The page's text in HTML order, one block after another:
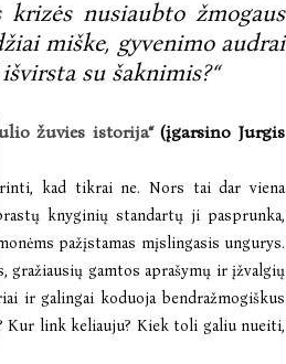
nusiaubto žmogaus
miške, gyvenimo audrai
su šaknimis?“
žuvies istorija“(įgarsino Jurgis
kad tikrai ne. Nors tai dar viena
knyginių standartų ji pasprunka,
pažįstamas mįslingasis ungurys.
gražiausių gamtos aprašymų ir įžvalgių
ir galingai koduoja bendražmogiškus
Kur link keliauju? Kiek toli galiu nueiti,